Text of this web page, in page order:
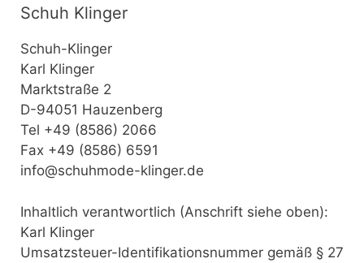
Schuh Klinger
Schuh-Klinger
Karl Klinger
Marktstraße 2
D-94051 Hauzenberg
Tel +49 (8586) 2066
Fax +49 (8586) 6591
info@schuhmode-klinger.de
Inhaltlich verantwortlich (Anschrift siehe oben):
Karl Klinger
Umsatzsteuer-Identifikationsnummer gemäß § 27